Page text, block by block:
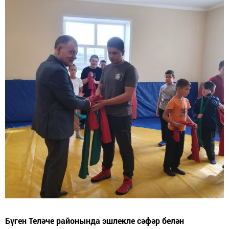
Бүген Теләче районында эшлекле сәфәр белән